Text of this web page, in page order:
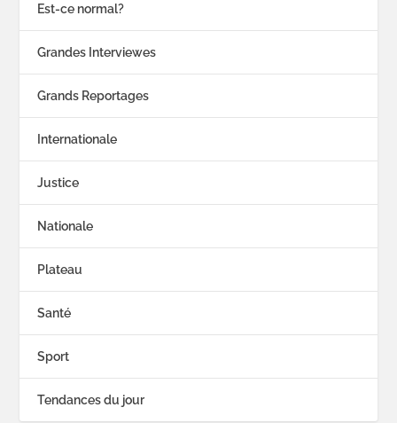
Est-ce normal?
Grandes Interviewes
Grands Reportages
Internationale
Justice
Nationale
Plateau
Santé
Sport
Tendances du jour